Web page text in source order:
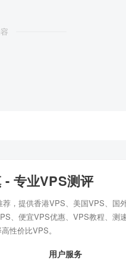
- 专业VPS测评
，提供香港VPS、美国VPS、国
、便宜VPS优惠、VPS教程、测
性价比VPS。
用户服务